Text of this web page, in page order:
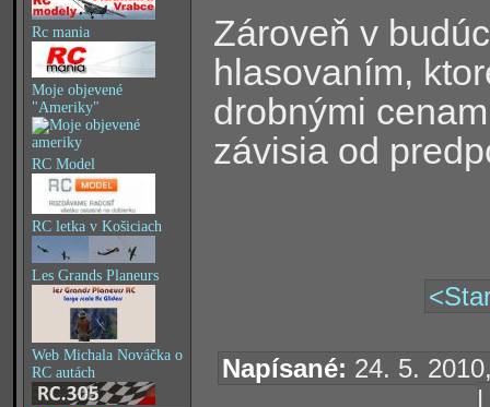
Rc mania
Moje objevené
"Ameriky"
RC Model
RC letka v Košiciach
Les Grands Planeurs
Web Michala Nováčka o
RC autách
Zároveň v
hlasovaním,
drobnými
závisia od
Napísané: 24. 5.
|